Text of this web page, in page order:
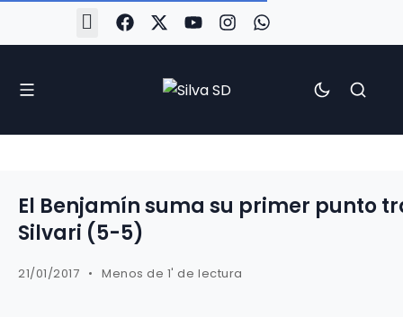
El Benjamín suma su primer punto
Silvari (5-5)
21/01/2017 Menos de 1' de lectura